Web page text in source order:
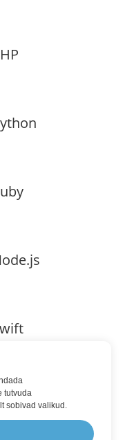
tutvuda
sobivad valikud.